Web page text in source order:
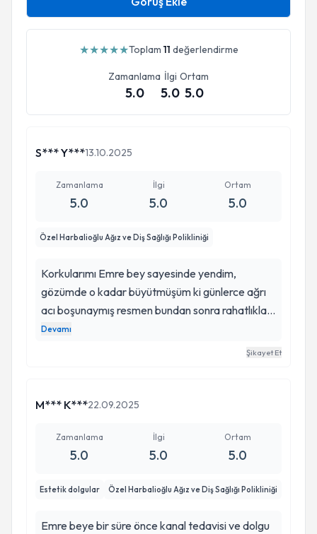
★★★★★Toplam 11 değerlendirme
Zamanlama
5.0
İlgi
5.0
Ortam
5.0
S*** Y***13.10.2025
Zamanlama
5.0
İlgi
5.0
Ortam
5.0
Özel Harbalioğlu Ağız ve Diş Sağlığı Polikliniği
Korkularımı Emre bey sayesinde yendim,
gözümde o kadar büyütmüşüm ki günlerce ağrı
acı boşunaymış resmen bundan sonra rahatlıkla o
koltuğa oturabileceksem Emre hocamın desteği
sayesinde çürük dişlerimi de kurtarmak adına
razı olsun.
Devamı
Şikayet Et
M*** K***22.09.2025
Zamanlama
5.0
İlgi
5.0
Ortam
5.0
Estetik dolgular Özel Harbalioğlu Ağız ve Diş Sağlığı Polikliniği
Emre beye bir süre önce kanal tedavisi ve dolgu